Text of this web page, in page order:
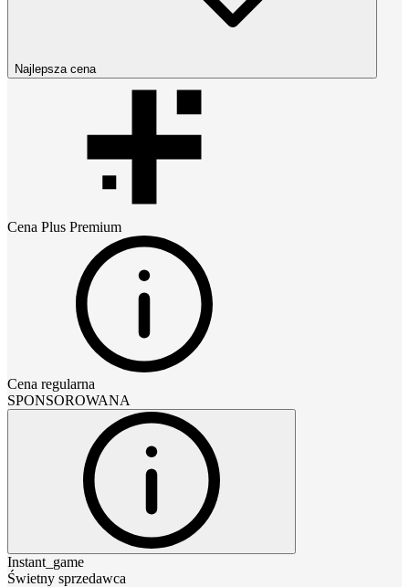
Najlepsza cena
Cena Plus Premium
Cena regularna
SPONSOROWANA
Instant_game
Świetny sprzedawca